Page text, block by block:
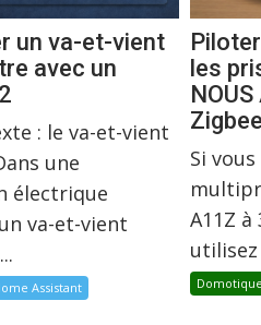
un va-et-vient
avec un
: le va-et-vient
une
électrique
va-et-vient
Assistant
les
Si
A11Z
utilisez
Domotique